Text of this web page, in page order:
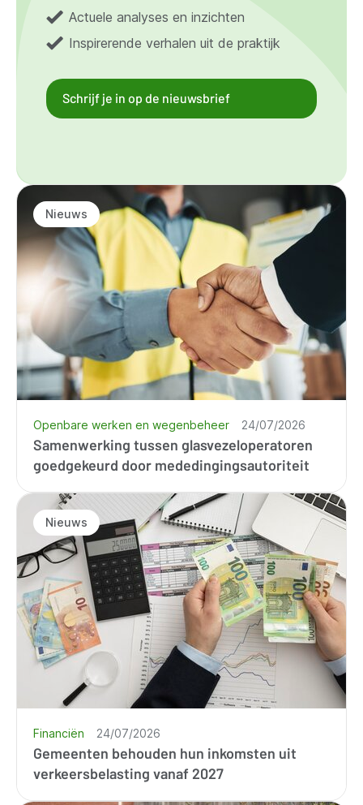
Actuele analyses en inzichten
Inspirerende verhalen uit de praktijk
Schrijf je in op de nieuwsbrief
Nieuws
Samenwerking tussen glasvezeloperatoren
goedgekeurd door mededingingsautoriteit
Openbare werken en wegenbeheer 24/07/2026
Nieuws
Gemeenten behouden hun inkomsten uit
verkeersbelasting vanaf 2027
Financiën 24/07/2026